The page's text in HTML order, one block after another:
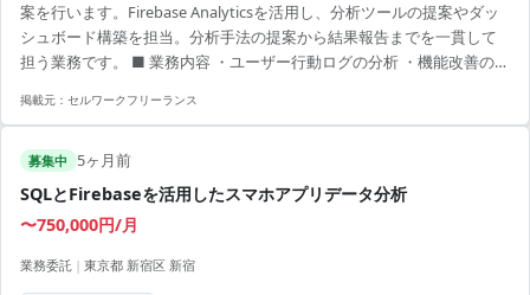
案を行います。Firebase Analyticsを活用し、分析ツールの提案やダッ
シュボード構築を担当。分析手法の提案から結果報告までを一貫して
担う業務です。 ■ 業務内容 ・ユーザー行動ログの分析 ・機能改善のた
ダッシュボード構築 【アピールポイント】 ・ハイブリット勤務で柔軟
長期的にスキルを磨ける環境 ・UI/UXの知識も活かせるチャンス ・コ
ミュニケーション能力を活かして技術提案が可能
掲載元： セルワークフリーランス
募集中 5ヶ月前
SQLとFirebaseを活用したスマホアプリデータ分析
〜750,000円/月
業務委託 | 東京都 新宿区 新宿